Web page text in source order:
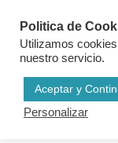
Politica de
Utilizamos
nuestro servicio.
Aceptar y
Personalizar